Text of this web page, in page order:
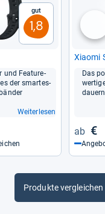
Gut
1,8
und Fea­ture-​
der smar­tes­
Weiterlesen
Xiaomi
Das
€
Produkte vergleichen